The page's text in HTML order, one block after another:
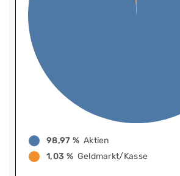
98,97 % Aktien
1,03 % Geldmarkt/Kasse